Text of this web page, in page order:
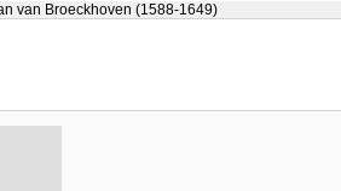
van Broeckhoven (1588-1649)